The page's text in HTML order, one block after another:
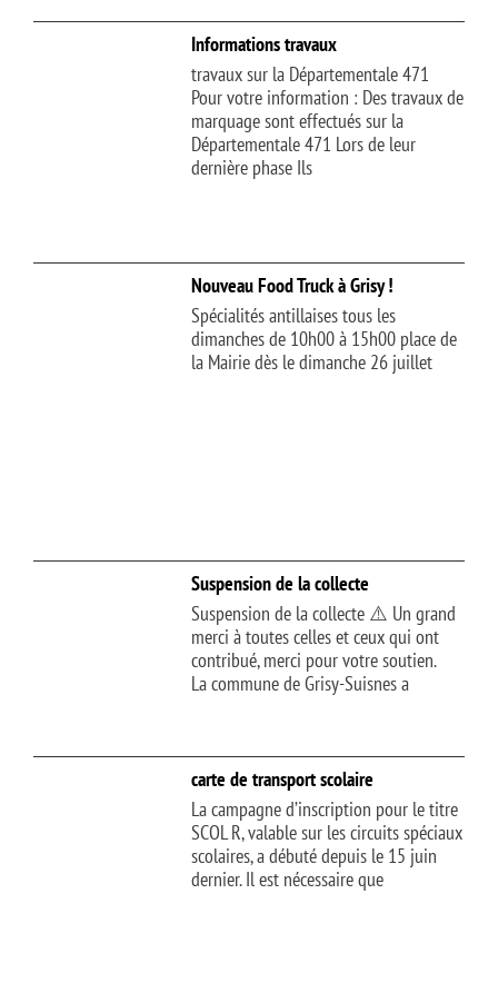
Informations travaux
travaux sur la Départementale 471
Pour votre information : Des travaux de
marquage sont effectués sur la
Départementale 471 Lors de leur
dernière phase Ils
Nouveau Food Truck à Grisy !
Spécialités antillaises tous les
dimanches de 10h00 à 15h00 place de
la Mairie dès le dimanche 26 juillet
Suspension de la collecte
Suspension de la collecte ⚠️ Un grand
merci à toutes celles et ceux qui ont
contribué, merci pour votre soutien.
La commune de Grisy-Suisnes a
carte de transport scolaire
La campagne d’inscription pour le titre
SCOL R, valable sur les circuits spéciaux
scolaires, a débuté depuis le 15 juin
dernier. Il est nécessaire que